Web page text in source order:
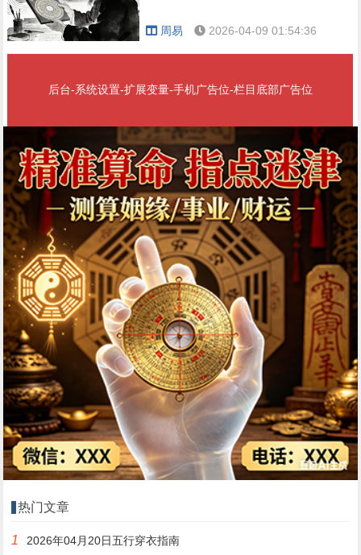
周易 2026-04-09 01:54:36
后台-系统设置-扩展变量-手机广告位-栏目底部广告位
热门文章
1 2026年04月20日五行穿衣指南